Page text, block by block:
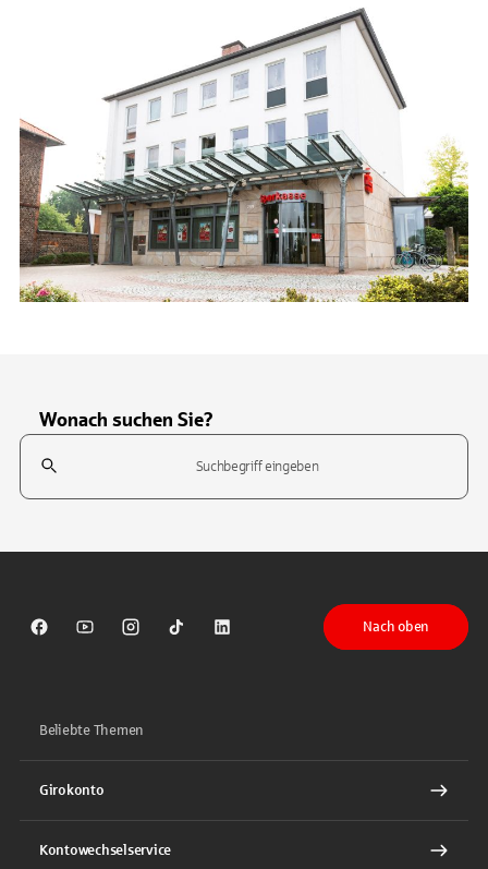
Wonach suchen Sie?
Suchfeld
Sparkasse auf Facebook
Sparkasse auf Youtube
Sparkasse auf Instagram
Sparkasse auf TikTok
Sparkasse auf LinkedIn
Nach oben
Beliebte Themen
Girokonto
Kontowechselservice